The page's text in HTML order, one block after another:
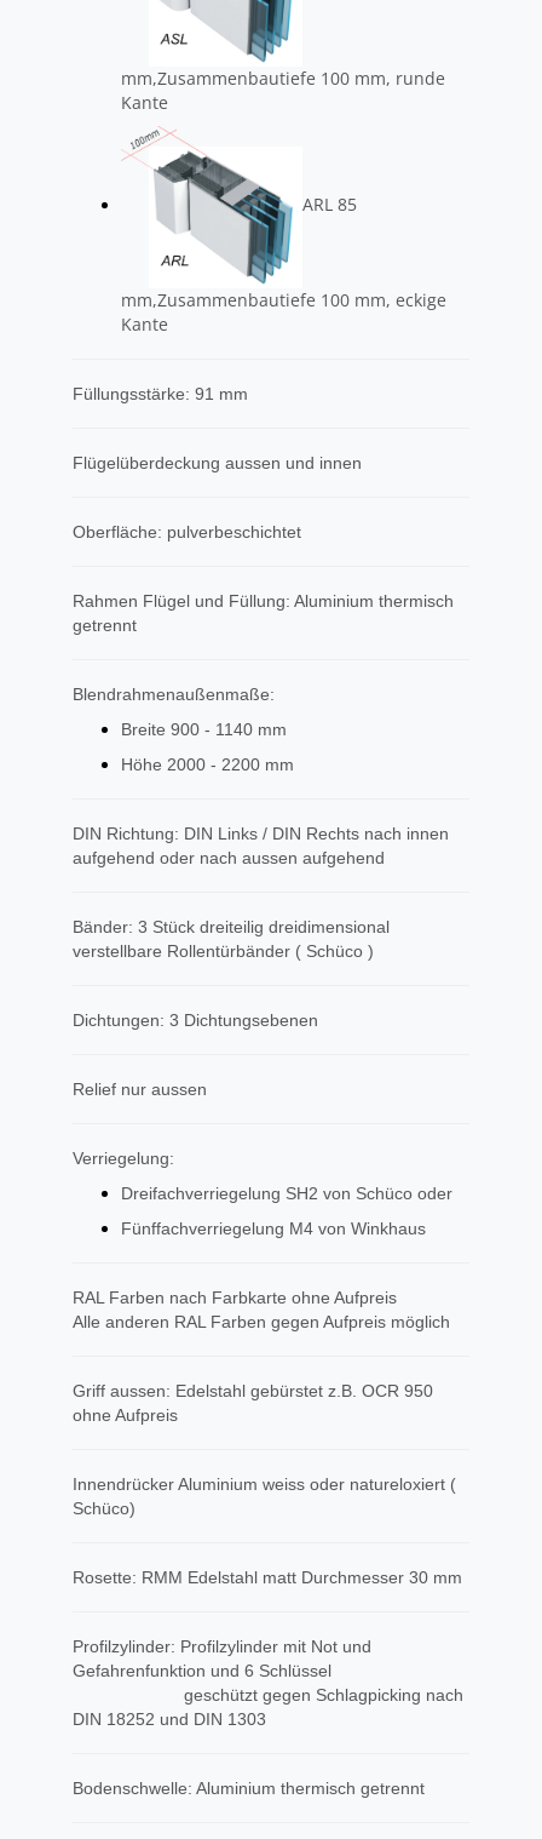
mm,Zusammenbautiefe 100 mm, runde
Kante
ARL 85
mm,Zusammenbautiefe 100 mm, eckige
Kante
Füllungsstärke: 91 mm
Flügelüberdeckung aussen und innen
Oberfläche: pulverbeschichtet
Rahmen Flügel und Füllung: Aluminium thermisch
getrennt
Blendrahmenaußenmaße:
Breite 900 - 1140 mm
Höhe 2000 - 2200 mm
DIN Richtung: DIN Links / DIN Rechts nach innen
aufgehend oder nach aussen aufgehend
Bänder: 3 Stück dreiteilig dreidimensional
verstellbare Rollentürbänder ( Schüco )
Dichtungen: 3 Dichtungsebenen
Relief nur aussen
Verriegelung:
Dreifachverriegelung SH2 von Schüco oder
Fünffachverriegelung M4 von Winkhaus
RAL Farben nach Farbkarte ohne Aufpreis
Alle anderen RAL Farben gegen Aufpreis möglich
Griff aussen: Edelstahl gebürstet z.B. OCR 950
ohne Aufpreis
Innendrücker Aluminium weiss oder natureloxiert (
Schüco)
Rosette: RMM Edelstahl matt Durchmesser 30 mm
Profilzylinder: Profilzylinder mit Not und
Gefahrenfunktion und 6 Schlüssel
geschützt gegen Schlagpicking nach
DIN 18252 und DIN 1303
Bodenschwelle: Aluminium thermisch getrennt